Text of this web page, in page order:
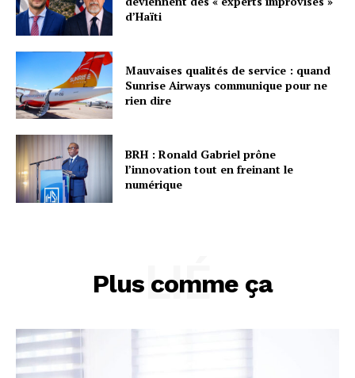
d’Haïti
Mauvaises qualités de service : quand
Sunrise Airways communique pour ne
rien dire
BRH : Ronald Gabriel prône
l’innovation tout en freinant le
numérique
Plus comme ça
LIÉ